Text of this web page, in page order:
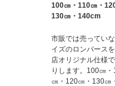
100㎝・110㎝・
130㎝・140cm
市販では売ってい
イズのロンパース
店オリジナル仕様
りします。100㎝
㎝・120㎝・130㎝